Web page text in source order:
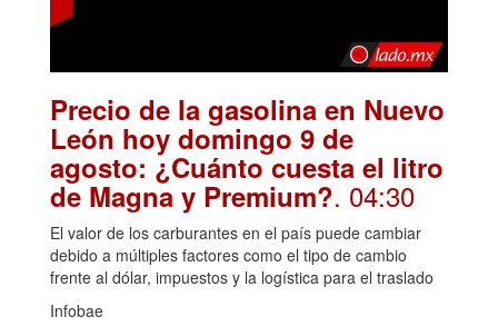
Precio de la gasolina en Nuevo
León hoy domingo 9 de
agosto: ¿Cuánto cuesta el litro
de Magna y Premium?. 04:30
El valor de los carburantes en el país puede cambiar
debido a múltiples factores como el tipo de cambio
frente al dólar, impuestos y la logística para el traslado
Infobae